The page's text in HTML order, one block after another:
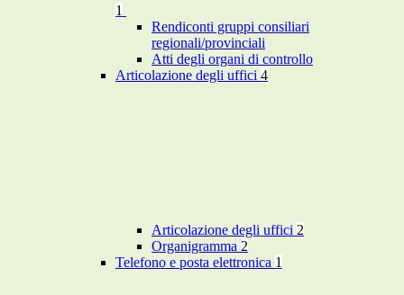
1
Rendiconti gruppi consiliari
regionali/provinciali
Atti degli organi di controllo
Articolazione degli uffici 4
Articolazione degli uffici 2
Organigramma 2
Telefono e posta elettronica 1